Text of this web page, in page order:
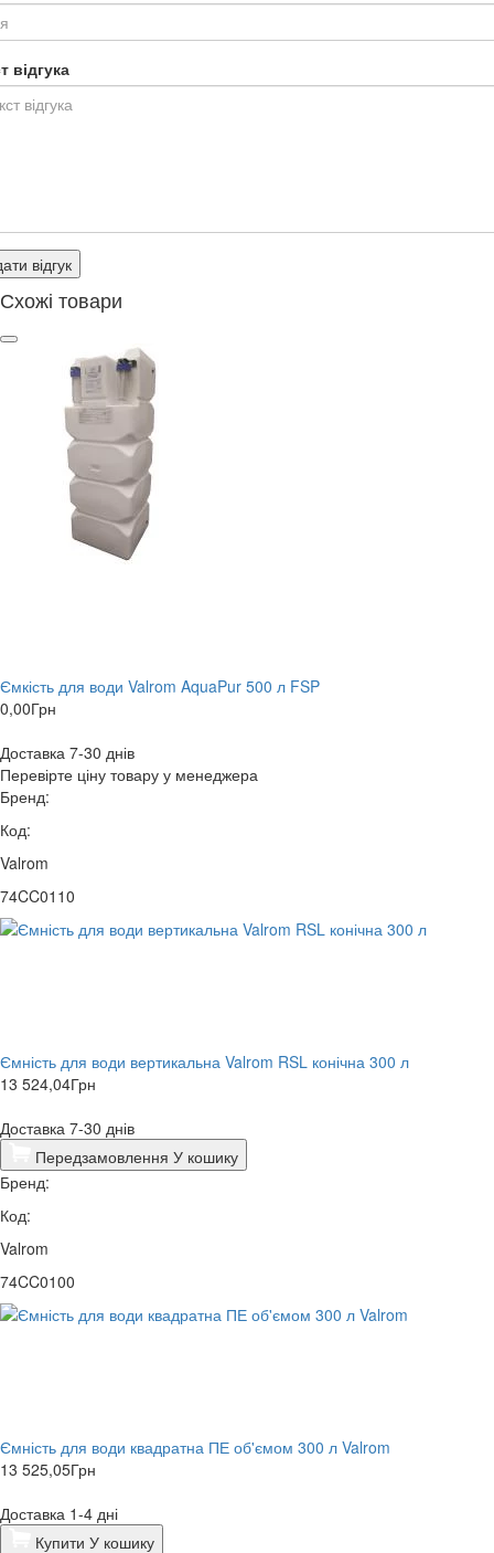
відгука
відгук
Схожі товари
Ємкість для води Valrom AquaPur 500 л FSP
0,00Грн
Доставка 7-30 днів
Перевірте ціну товару у менеджера
Бренд:
Код:
Valrom
74CC0110
Ємність для води вертикальна Valrom RSL конічна 300 л
13 524,04Грн
Доставка 7-30 днів
Передзамовлення У кошику
Бренд:
Код:
Valrom
74CC0100
Ємність для води квадратна ПЕ об'ємом 300 л Valrom
13 525,05Грн
Доставка 1-4 дні
Купити У кошику